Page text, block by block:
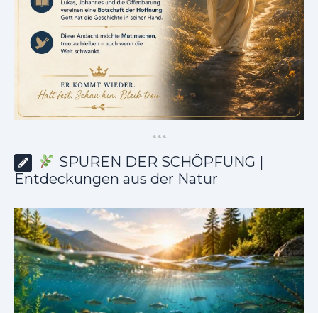
***
SPUREN DER SCHÖPFUNG |
Entdeckungen aus der Natur